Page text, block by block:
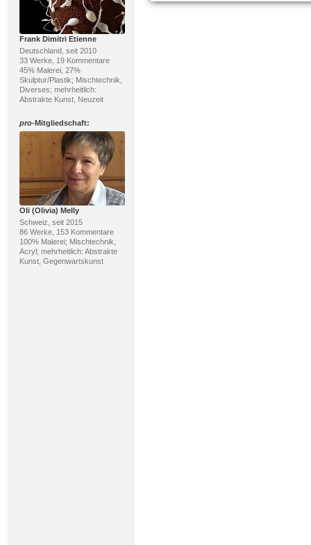
Frank Dimitri Etienne
Deutschland, seit 2010
33 Werke, 19 Kommentare
45% Malerei, 27%
Skulptur/Plastik; Mischtechnik,
Diverses; mehrheitlich:
Abstrakte Kunst, Neuzeit
pro-Mitgliedschaft:
Oli (Olivia) Melly
Schweiz, seit 2015
86 Werke, 153 Kommentare
100% Malerei; Mischtechnik,
Acryl; mehrheitlich: Abstrakte
Kunst, Gegenwartskunst